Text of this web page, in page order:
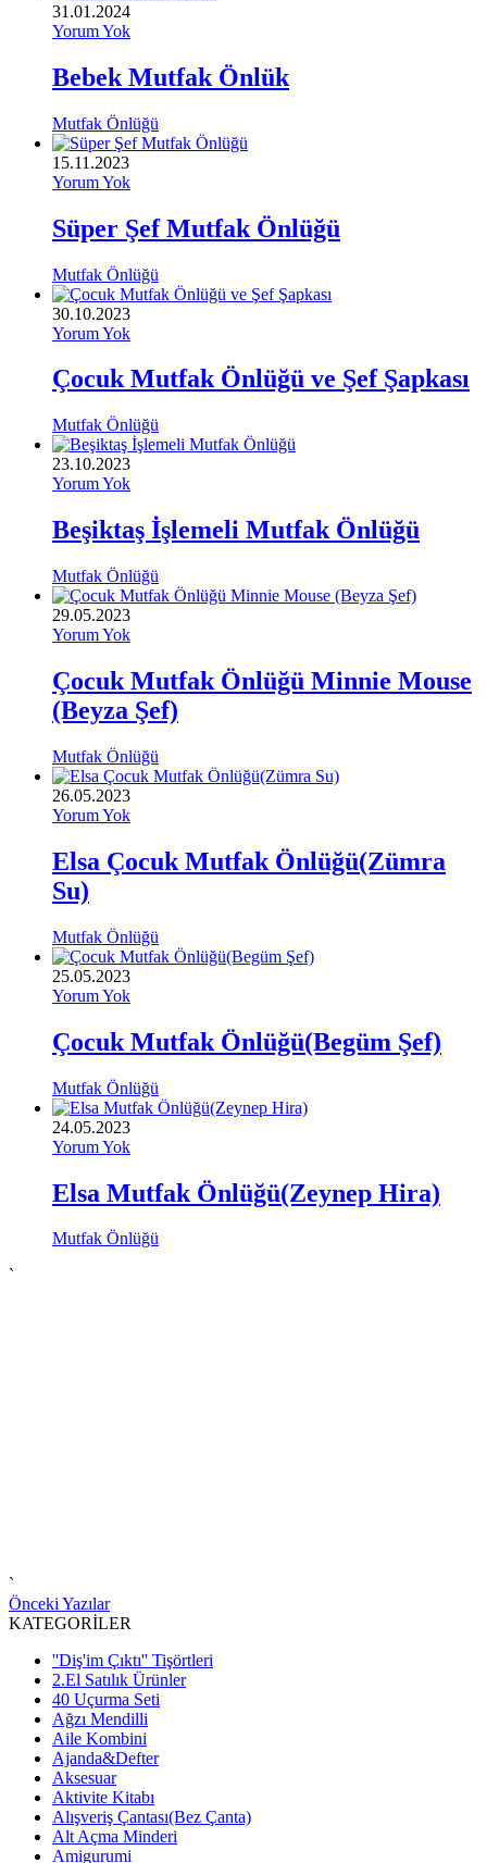
31.01.2024
Yorum Yok
Bebek Mutfak Önlük
Mutfak Önlüğü
15.11.2023
Yorum Yok
Süper Şef Mutfak Önlüğü
Mutfak Önlüğü
30.10.2023
Yorum Yok
Çocuk Mutfak Önlüğü ve Şef Şapkası
Mutfak Önlüğü
23.10.2023
Yorum Yok
Beşiktaş İşlemeli Mutfak Önlüğü
Mutfak Önlüğü
29.05.2023
Yorum Yok
Çocuk Mutfak Önlüğü Minnie Mouse
(Beyza Şef)
Mutfak Önlüğü
26.05.2023
Yorum Yok
Elsa Çocuk Mutfak Önlüğü(Zümra
Su)
Mutfak Önlüğü
25.05.2023
Yorum Yok
Çocuk Mutfak Önlüğü(Begüm Şef)
Mutfak Önlüğü
24.05.2023
Yorum Yok
Elsa Mutfak Önlüğü(Zeynep Hira)
Mutfak Önlüğü
`
`
Önceki Yazılar
KATEGORİLER
''Diş'im Çıktı'' Tişörtleri
2.El Satılık Ürünler
40 Uçurma Seti
Ağzı Mendilli
Aile Kombini
Ajanda&Defter
Aksesuar
Aktivite Kitabı
Alışveriş Çantası(Bez Çanta)
Alt Açma Minderi
Amigurumi